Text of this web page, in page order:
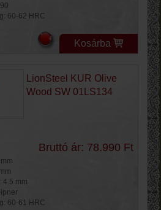
60-62 HRC
Kosárba
LionSteel KUR Olive
Wood SW 01LS134
Bruttó ár: 78.990 Ft
4.5 mm
60-61 HRC